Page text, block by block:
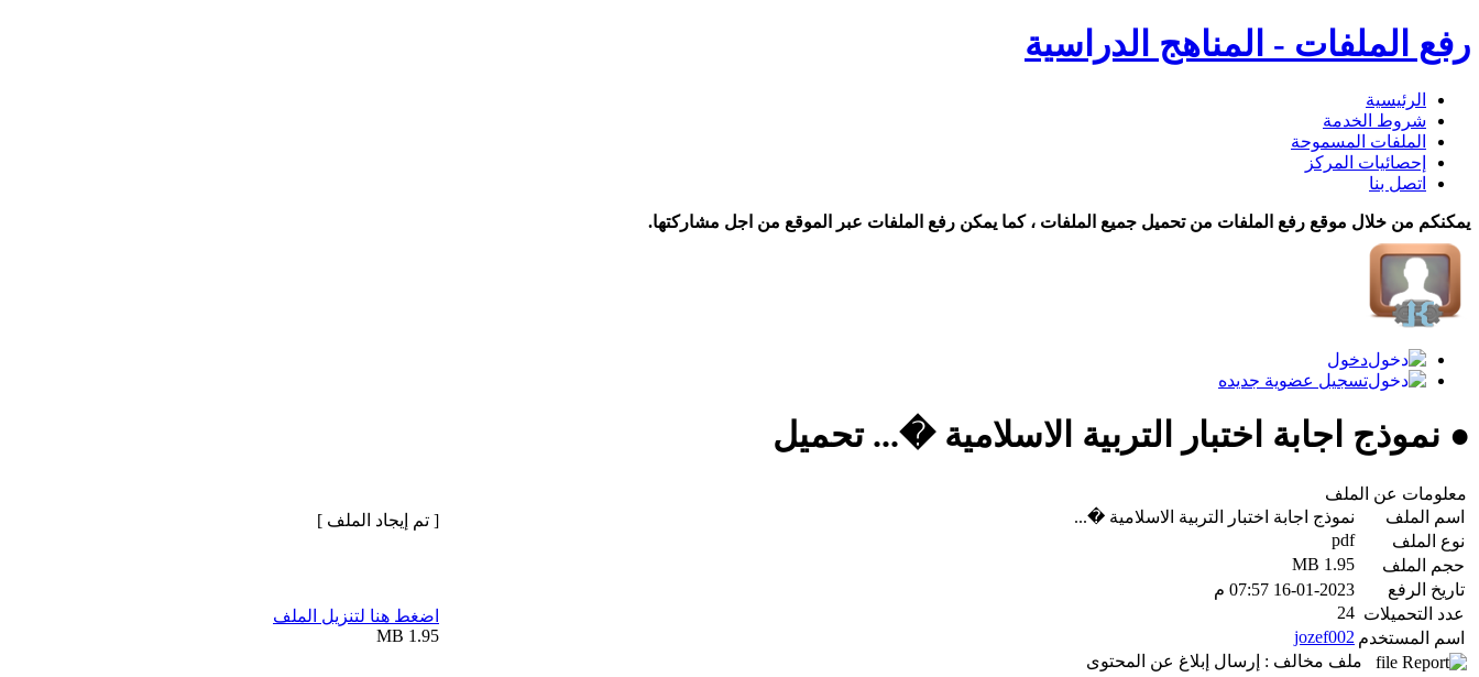
رفع الملفات - المناهج الدراسية
الرئيسية
شروط الخدمة
الملفات المسموحة
إحصائيات المركز
اتصل بنا
يمكنكم من خلال موقع رفع الملفات من تحميل جميع الملفات ، كما يمكن رفع الملفات عبر الموقع من اجل مشاركتها.
دخول
تسجيل عضوية جديده
● نموذج اجابة اختبار التربية الاسلامية �... تحميل
معلومات عن الملف
اسم الملف
نموذج اجابة اختبار التربية الاسلامية �...
نوع الملف
pdf
حجم الملف
1.95 MB
تاريخ الرفع
16-01-2023 07:57 م
عدد التحميلات 24
اسم المستخدم jozef002
ملف مخالف : إرسال إبلاغ عن المحتوى
[ تم إيجاد الملف ]
اضغط هنا لتنزيل الملف
1.95 MB